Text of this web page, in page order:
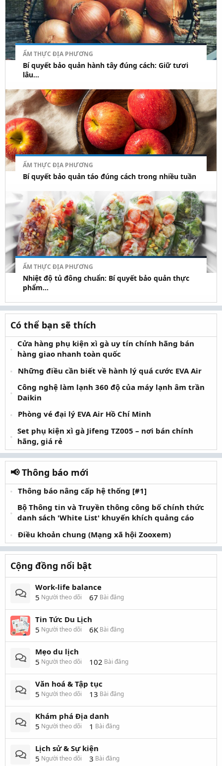
ẨM THỰC ĐỊA PHƯƠNG
Bí quyết bảo quản hành tây đúng cách: Giữ tươi
lâu...
ẨM THỰC ĐỊA PHƯƠNG
Bí quyết bảo quản táo đúng cách trong nhiều tuần
ẨM THỰC ĐỊA PHƯƠNG
Nhiệt độ tủ đông chuẩn: Bí quyết bảo quản thực
phẩm...
Có thể bạn sẽ thích
Cửa hàng phụ kiện xì gà uy tín chính hãng bán
hàng giao nhanh toàn quốc
Những điều cần biết về hành lý quá cước EVA Air
Công nghệ làm lạnh 360 độ của máy lạnh âm trần
Daikin
Phòng vé đại lý EVA Air Hồ Chí Minh
Set phụ kiện xì gà Jifeng TZ005 – nơi bán chính
hãng, giá rẻ
📢 Thông báo mới
Thông báo nâng cấp hệ thống [#1]
Bộ Thông tin và Truyền thông công bố chính thức
danh sách 'White List' khuyến khích quảng cáo
Điều khoản chung (Mạng xã hội Zooxem)
Cộng đồng nổi bật
Work-life balance
5 Người theo dõi 67 Bài đăng
Tin Tức Du Lịch
5 Người theo dõi 6K Bài đăng
Mẹo du lịch
5 Người theo dõi 102 Bài đăng
Văn hoá & Tập tục
5 Người theo dõi 13 Bài đăng
Khám phá Địa danh
5 Người theo dõi 1 Bài đăng
Lịch sử & Sự kiện
5 Người theo dõi 3 Bài đăng